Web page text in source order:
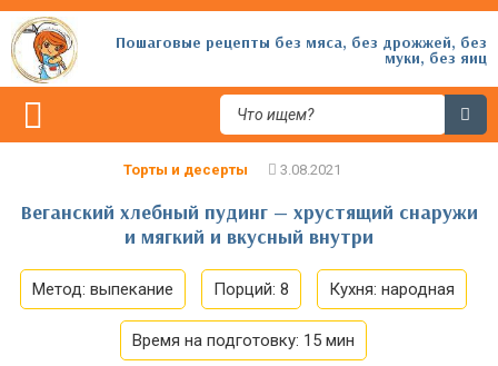
Пошаговые рецепты без мяса, без дрожжей, без
муки, без яиц
Торты и десерты
Веганский хлебный пудинг — хрустящий снаружи
и мягкий и вкусный внутри
Метод: выпекание Порций: 8 Кухня: народная
Время на подготовку: 15 мин